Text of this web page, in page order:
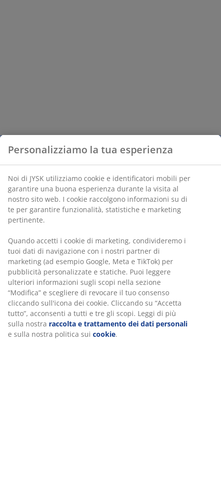
Personalizziamo la tua esperienza
Noi di JYSK utilizziamo cookie e identificatori mobili per
garantire una buona esperienza durante la visita al
nostro sito web. I cookie raccolgono informazioni su di
te per garantire funzionalità, statistiche e marketing
pertinente.
Quando accetti i cookie di marketing, condivideremo i
tuoi dati di navigazione con i nostri partner di
marketing (ad esempio Google, Meta e TikTok) per
pubblicità personalizzate e statiche. Puoi leggere
ulteriori informazioni sugli scopi nella sezione
“Modifica” e scegliere di revocare il tuo consenso
cliccando sull'icona dei cookie. Cliccando su “Accetta
tutto”, acconsenti a tutti e tre gli scopi. Leggi di più
sulla nostra raccolta e trattamento dei dati personali
e sulla nostra politica sui cookie.